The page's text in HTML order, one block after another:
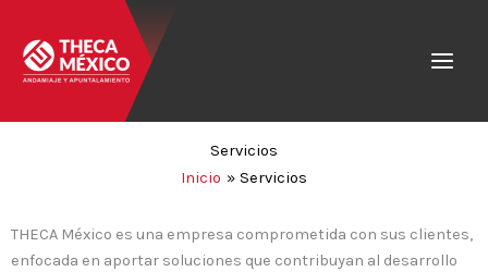
contenido
Servicios
Inicio
Servicios
THECA México es una empresa comprometida con sus clientes,
enfocada en aportar soluciones que contribuyan al desarrollo